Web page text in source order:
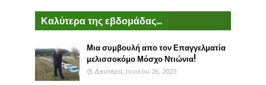
Καλύτερα της εβδομάδας...
Μια συμβουλή απο τον Επαγγελματία
μελισσοκόμο Μόσχο Ντιώνια!
Δευτέρα, Ιουνίου 26, 2023